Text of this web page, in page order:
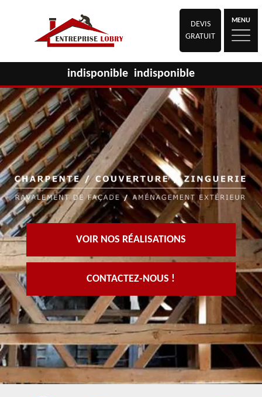
DEVIS
GRATUIT
MENU
indisponible indisponible
VOIR NOS RÉALISATIONS
CONTACTEZ-NOUS !